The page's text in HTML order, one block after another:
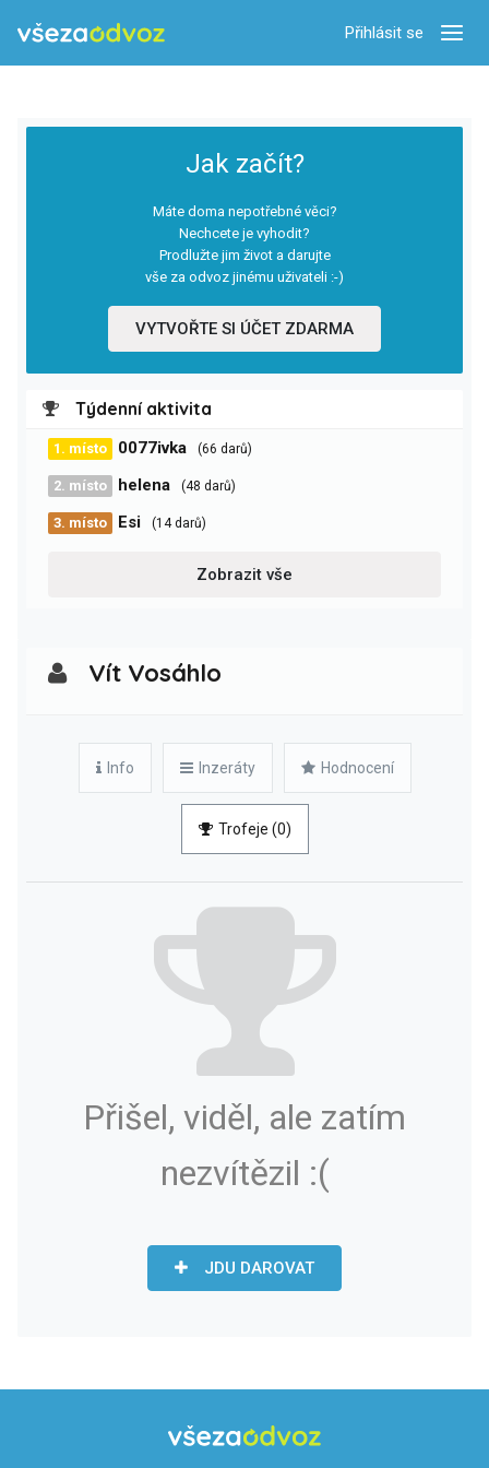
Přihlásit se
Jak začít?
Máte doma nepotřebné věci?
Nechcete je vyhodit?
Prodlužte jim život a darujte
vše za odvoz jinému uživateli :-)
VYTVOŘTE SI ÚČET ZDARMA
Týdenní aktivita
1. místo 0077ivka (66 darů)
2. místo helena (48 darů)
3. místo Esi (14 darů)
Zobrazit vše
Vít Vosáhlo
Info Inzeráty Hodnocení
Trofeje (0)
Přišel, viděl, ale zatím
nezvítězil :(
JDU DAROVAT